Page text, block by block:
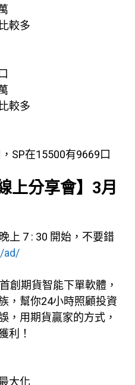
較多
較多
SP在15500有9669口
上分享會】3月
上 7 : 30 開始，不要錯
ad/
創期貨智能下單軟體，
，幫你24小時照顧投資
，用期貨贏家的方式，
利！
大化